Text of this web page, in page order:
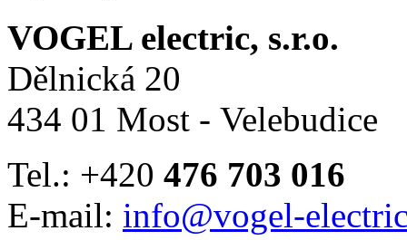
VOGEL electric, s.r.o.
Dělnická 20
434 01 Most - Velebudice
Tel.: +420 476 703 016
E-mail: info@vogel-